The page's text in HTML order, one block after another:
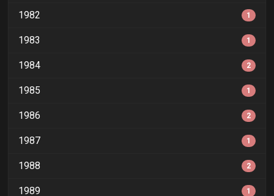
1982 1
1983 1
1984 2
1985 1
1986 2
1987 1
1988 2
1989 1